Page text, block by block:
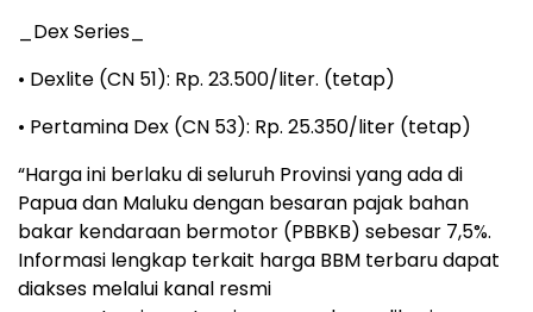
_Dex Series_
• Dexlite (CN 51): Rp. 23.500/liter. (tetap)
• Pertamina Dex (CN 53): Rp. 25.350/liter (tetap)
“Harga ini berlaku di seluruh Provinsi yang ada di
Papua dan Maluku dengan besaran pajak bahan
bakar kendaraan bermotor (PBBKB) sebesar 7,5%.
Informasi lengkap terkait harga BBM terbaru dapat
diakses melalui kanal resmi